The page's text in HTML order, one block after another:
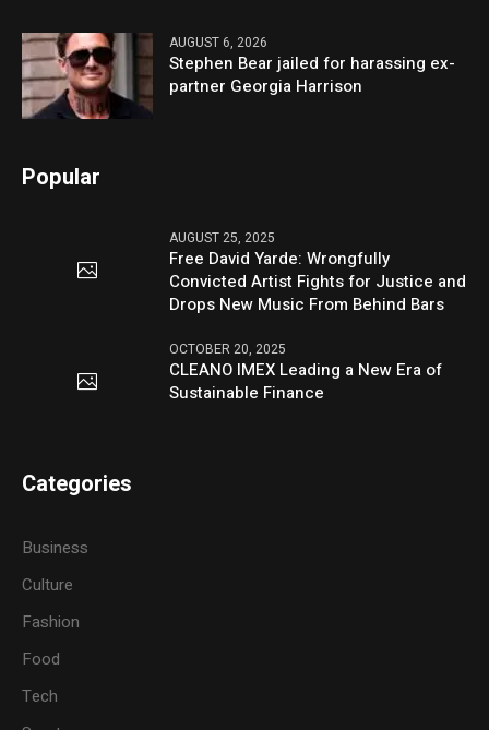
AUGUST 6, 2026
Stephen Bear jailed for harassing ex-
partner Georgia Harrison
Popular
AUGUST 25, 2025
Free David Yarde: Wrongfully
Convicted Artist Fights for Justice and
Drops New Music From Behind Bars
OCTOBER 20, 2025
CLEANO IMEX Leading a New Era of
Sustainable Finance
Categories
Business
Culture
Fashion
Food
Tech